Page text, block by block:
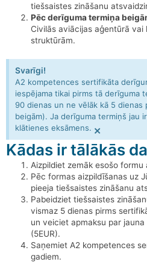
tiešsaistes zināšanu
Pēc derīguma termiņa
Civilās aviācijas aģentūrā
struktūrām.
Svarīgi!
A2 kompetences sertifikāta
iespējama tikai pirms tā derīguma
90 dienas un ne vēlāk kā 5 dienas
beigām). Ja derīguma termiņš jau
klātienes eksāmens. ×
Kādas ir tālākās
Aizpildiet zemāk esošo formu
Pēc formas aizpildīšanas uz
pieeja tiešsaistes zināšanu
Pabeidziet tiešsaistes
vismaz 5 dienas pirms
un veiciet apmaksu par
(5EUR).
Saņemiet A2 kompetences
gadiem.